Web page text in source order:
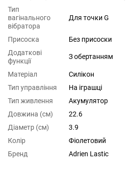
Тип
вагінального
вібратора
Для точки G
Присоска
Без присоски
Додаткові
функції
З обертанням
Матеріал
Силікон
Тип управління
На іграшці
Тип живлення
Акумулятор
Довжина (см)
22.6
Діаметр (см)
3.9
Колір
Фіолетовий
Бренд
Adrien Lastic